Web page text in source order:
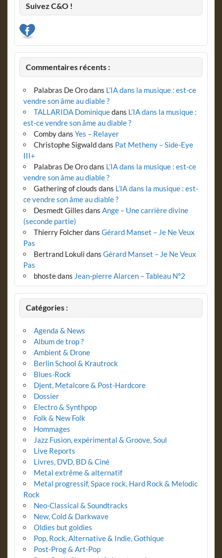
Suivez C&O !
Commentaires récents :
Palabras De Orodans L’IA dans la musique : est-ce
vendre son âme au diable ?
TALLARIDA Dominiquedans L’IA dans la musique :
est-ce vendre son âme au diable ?
Combydans Yes – Relayer
Christophe Sigwalddans Pat Metheny – Side-Eye
III+
Palabras De Orodans L’IA dans la musique : est-ce
vendre son âme au diable ?
Gathering of clouds dans L’IA dans la musique : est-
ce vendre son âme au diable ?
Desmedt Gilles dans Ange – Une carrière divine
(seconde partie)
Thierry Folcherdans Gérard Manset – Je Ne Veux
Pas
Bertrand Lokuli dans Gérard Manset – Je Ne Veux
Pas
bhostedans Jean-pierre Alarcen – Tableau N°2
Catégories :
Agenda & News
Album de trop ?
Ambient & Drone
Berlin School & Krautrock
Blues-Rock
Djent, Metalcore & Post-Hardcore
Dossier
Electro & Synthpop
Folk & New Folk
Hommages
Jazz Fusion, expérimental & Groove, Soul
Live Reports
Livres, DVD, BD & Ciné
Metal extrême & alternatif
Metal progressif, Space rock, Hard Rock & Melodic
Rock
Neo-Classical & Soundtracks
New, Cold & Darkwave
Oldies but goldies
Pop, Rock, Alternative & Indie, Gothique
Post-Prog & Art-Pop